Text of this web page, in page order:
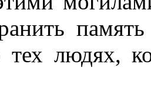
тех людях,